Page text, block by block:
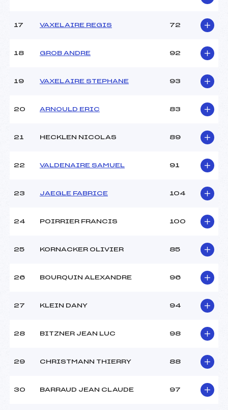
17 VAXELAIRE REGIS 72
18 GROB ANDRE 92
19 VAXELAIRE STEPHANE 93
20 ARNOULD ERIC 83
21 HECKLEN NICOLAS 89
22 VALDENAIRE SAMUEL 91
23 JAEGLE FABRICE 104
24 POIRRIER FRANCIS 100
25 KORNACKER OLIVIER 85
26 BOURQUIN ALEXANDRE 96
27 KLEIN DANY 94
28 BITZNER JEAN LUC 98
29 CHRISTMANN THIERRY 88
30 BARRAUD JEAN CLAUDE 97